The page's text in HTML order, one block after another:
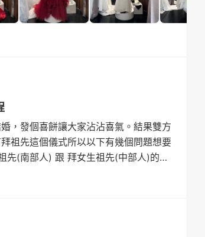
，發個喜餅讓大家沾沾喜氣。結果雙方
祖先這個儀式所以以下有幾個問題想要
先(南部人) 跟 拜女生祖先(中部人)的時
女生祖先要以訂婚的方式下去準備東